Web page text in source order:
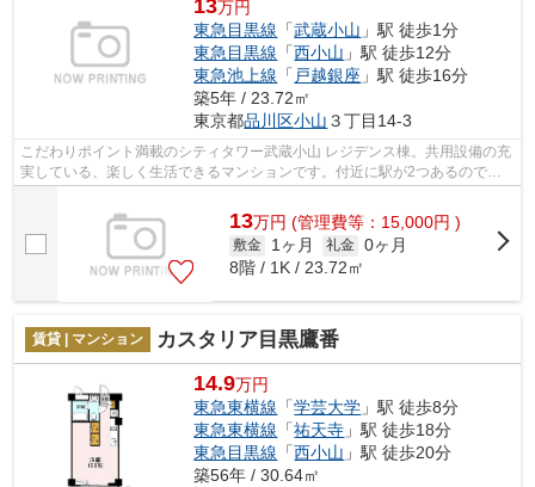
13万円
東急目黒線 「武蔵小山 」駅 徒歩1分
東急目黒線 「西小山 」駅 徒歩12分
東急池上線 「 戸越銀座 」駅 徒歩16分
築5年 / 23.72㎡
東京都品川区小山 ３丁目14-3
こだわりポイント満載のシティタワー武蔵小山 レジデンス棟。共用設備の充
実している、楽しく生活できるマンションです。付近に駅が2つあるので、
13万円 (管理費等：15,000円 )
敷金 1ヶ月 礼金 0ヶ月
8階 / 1K / 23.72㎡
賃貸 | マンション カスタリア目黒鷹番
14.9万円
東急東横線 「学芸大学 」駅 徒歩8分
東急東横線 「祐天寺 」駅 徒歩18分
東急目黒線 「西小山 」駅 徒歩20分
築56年 / 30.64㎡